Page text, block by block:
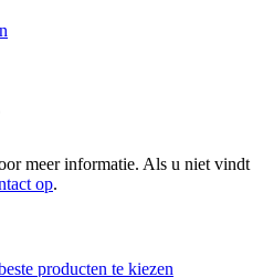
meer informatie. Als u niet vindt
op.
producten te kiezen